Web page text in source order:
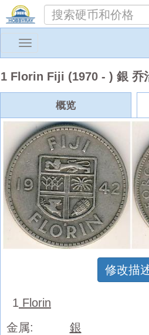
Toggle
1 Florin Fiji (1970 - ) 銀 乔
概览
修改描
1 Florin
金属:
銀